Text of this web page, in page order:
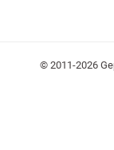
© 2011-2026